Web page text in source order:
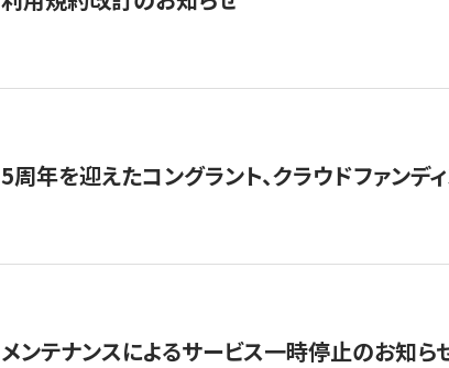
5周年を迎えたコングラント、クラウドファン
メンテナンスによるサービス一時停止のお知ら